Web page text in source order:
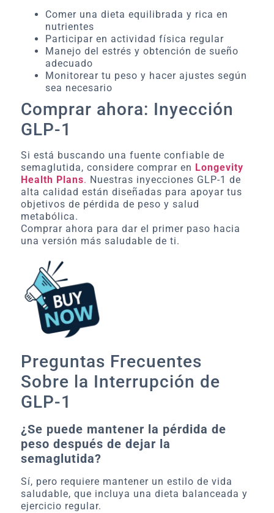
Comer una dieta equilibrada y rica en
nutrientes
Participar en actividad física regular
Manejo del estrés y obtención de sueño
adecuado
Monitorear tu peso y hacer ajustes según
sea necesario
Comprar ahora: Inyección
GLP-1
Si está buscando una fuente confiable de
semaglutida, considere comprar en Longevity
Health Plans. Nuestras inyecciones GLP-1 de
alta calidad están diseñadas para apoyar tus
objetivos de pérdida de peso y salud
metabólica.
Comprar ahora para dar el primer paso hacia
una versión más saludable de ti.
Preguntas Frecuentes
Sobre la Interrupción de
GLP-1
¿Se puede mantener la pérdida de
peso después de dejar la
semaglutida?
Sí, pero requiere mantener un estilo de vida
saludable, que incluya una dieta balanceada y
ejercicio regular.